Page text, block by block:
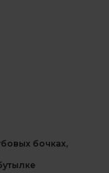
бочках,